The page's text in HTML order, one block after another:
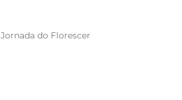
Jornada do Florescer